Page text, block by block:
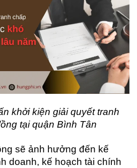
khởi kiện giải quyết tranh
tại quận Bình Tân
sẽ ảnh hưởng đến kế
doanh, kế hoạch tài chính